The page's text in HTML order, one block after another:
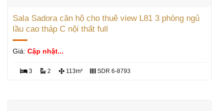
Sala Sadora căn hộ cho thuê view L81 3 phòng ngủ
lầu cao tháp C nội thất full
Giá: Cập nhật...
3 2 113m² SDR 6-8793